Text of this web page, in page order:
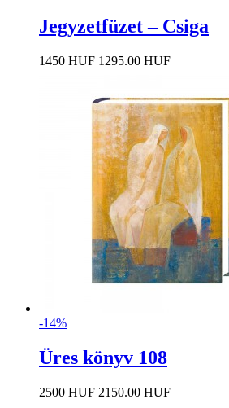
Jegyzetfüzet – Csiga
1450 HUF 1295.00 HUF
-14%
Üres könyv 108
2500 HUF 2150.00 HUF